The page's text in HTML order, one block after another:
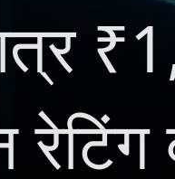
रेटिंग